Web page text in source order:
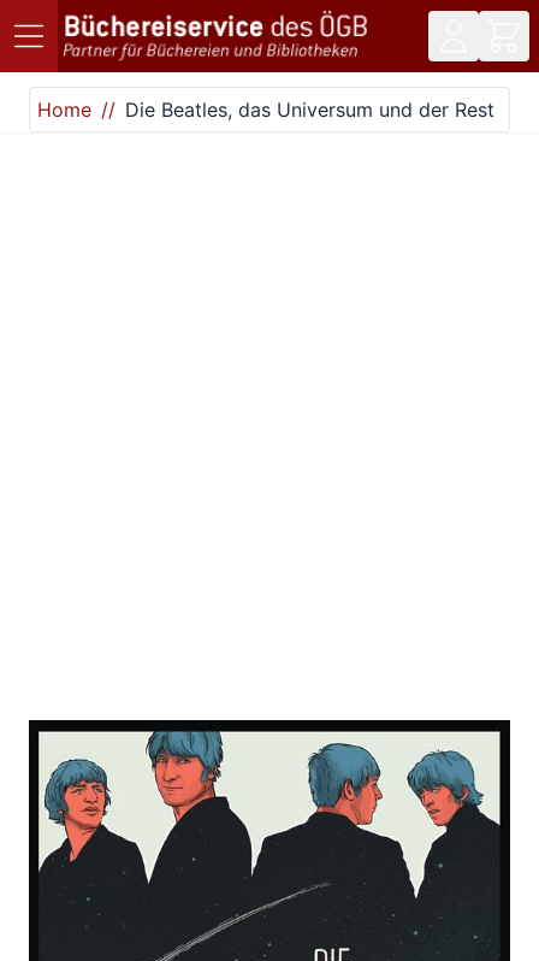
Direkt zum Inhalt
Home
Die Beatles, das Universum und der Rest
Die Beatles, das Universum und
der Rest
Zur Wunschliste hinzufügen
Felix Janosa